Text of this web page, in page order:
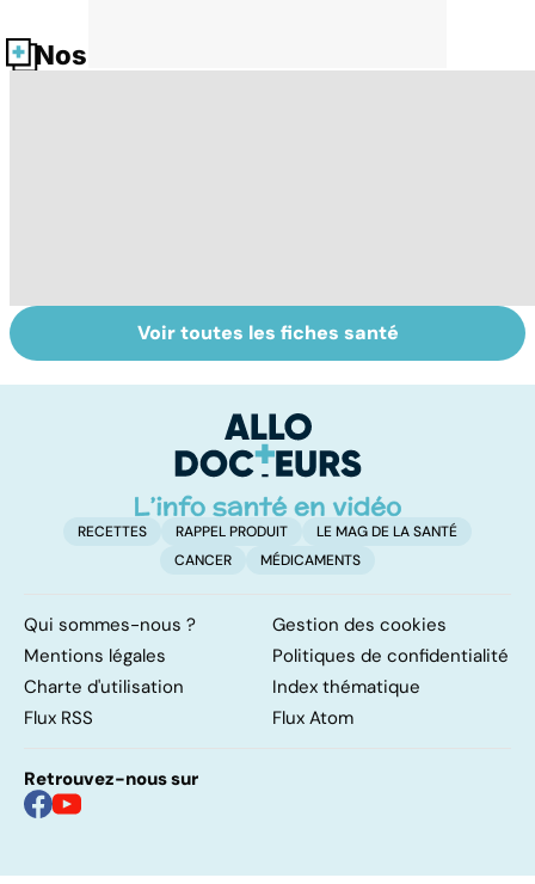
Nos fiches santé
La tuberculose
pulmonaire
Tout savoir sur
les infections
Voir toutes les fiches santé
RECETTES RAPPEL PRODUIT
LE MAG DE LA SANTÉ
CANCER
MÉDICAMENTS
Qui sommes-nous ?
Gestion des cookies
Mentions légales
Politiques de confidentialité
Charte d'utilisation
Index thématique
Flux RSS
Flux Atom
Retrouvez-nous sur